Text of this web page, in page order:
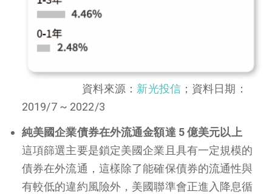
資料來源： 新光投信；資料日期：
2019/7 ~ 2022/3
純美國企業債券在外流通金額達 5 億美元以上
這項篩選主要是鎖定美國企業且具有一定規模的
債券在外流通，這樣除了能確保債券的流通性與
有較低的違約風險外，美國聯準會正進入降息循